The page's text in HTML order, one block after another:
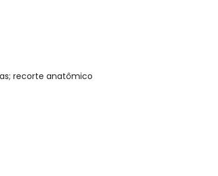
recorte anatômico